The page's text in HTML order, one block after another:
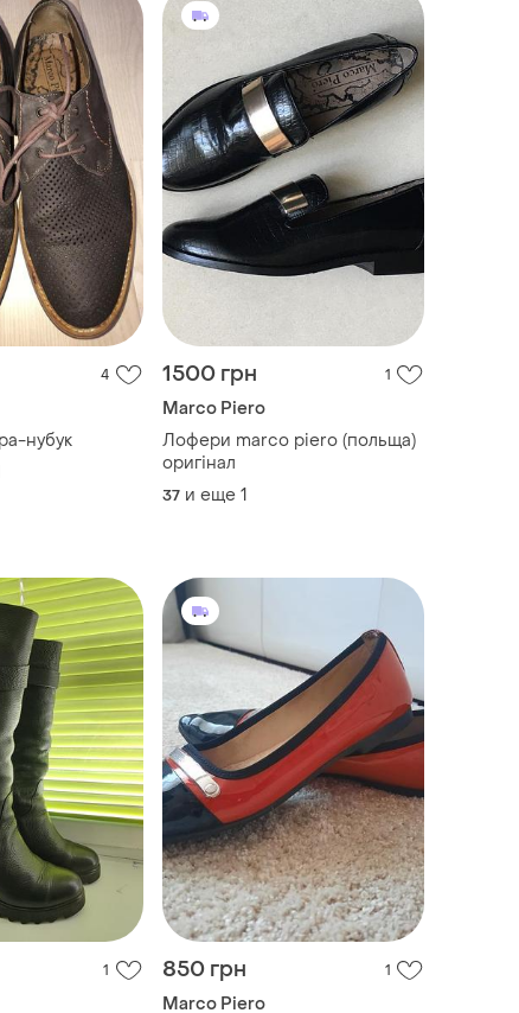
4
нубук
1500 грн 1
Marco Piero
Лофери marco piero (польща)
оригінал
37 и еще 1
1 850 грн 1
Marco Piero